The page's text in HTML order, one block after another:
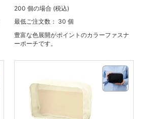
200 個の場合 (税込)
最低ご注文数： 30 個
豊富な色展開がポイントのカラーファスナ
ーポーチです。